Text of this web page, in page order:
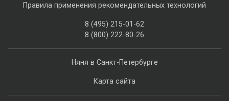
Няня в Санкт-Петербурге
Карта сайта
Правила применения рекомендательных технологий
8 (495) 215-01-62
8 (800) 222-80-26